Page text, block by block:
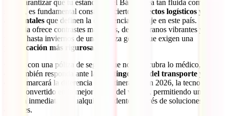
Para garantizar que tu estancia en el Báltico sea tan fluida como
segura, es fundamental considerar ciertos
aspectos logísticos y
ambientales que definen la experiencia de viaje en este país.
Lituania ofrece contrastes marcados, desde veranos vibrantes y
verdes hasta inviernos de una belleza gélida que exigen una
planificación más rigurosa
Contar con una póliza de seguro que no solo cubra lo médico, sino
que también responda ante las
contingencias del transporte y el
, marcará la diferencia en tu itinerario. En 2026, la tecnología
se ha convertido en la mejor aliada del viajero, permitiendo una
gestión inmediata de cualquier incidente a través de soluciones
digitales.